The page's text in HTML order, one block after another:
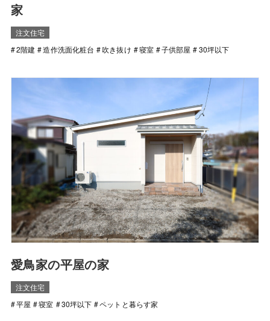
家
注文住宅
2階建
造作洗面化粧台 吹き抜け 寝室 子供部屋 30坪以下
愛鳥家の平屋の家
注文住宅
平屋
寝室 30坪以下 ペットと暮らす家